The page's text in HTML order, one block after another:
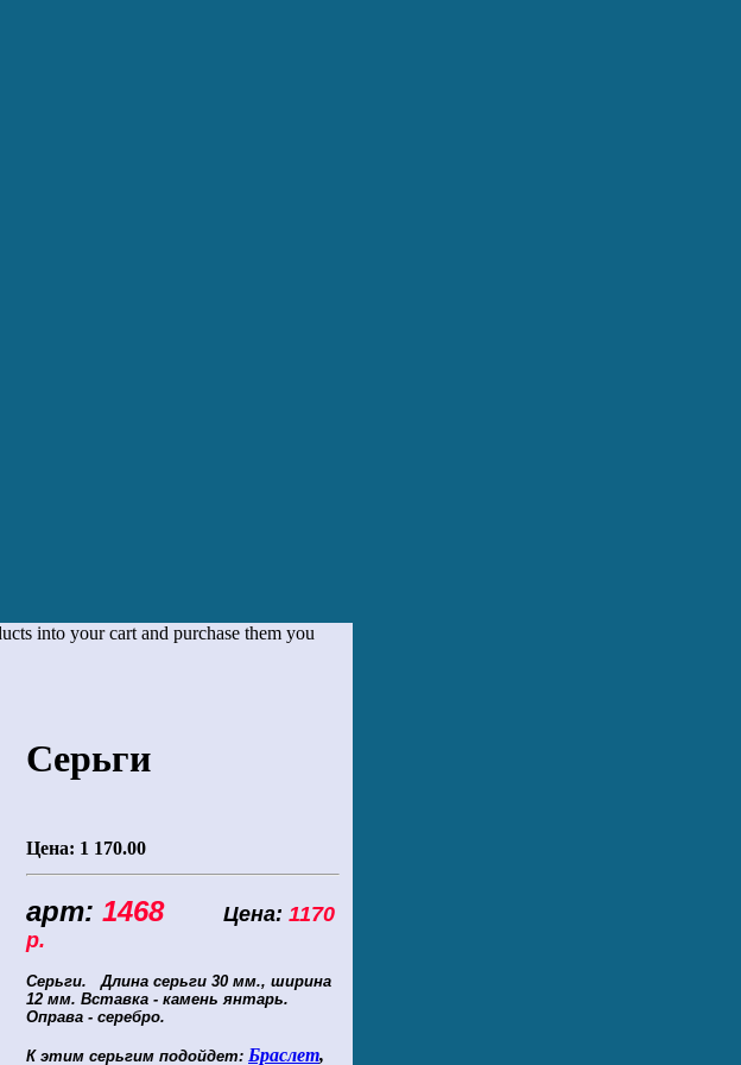
into your cart and purchase them you
Серьги
Цена: 1 170.00
арт: 1468Цена: 1170
р.
Серьги.
Длина серьги 30 мм., ширина
12 мм. Вставка - камень янтарь.
Оправа - серебро.
К этим серьгим подойдет: Браслет,